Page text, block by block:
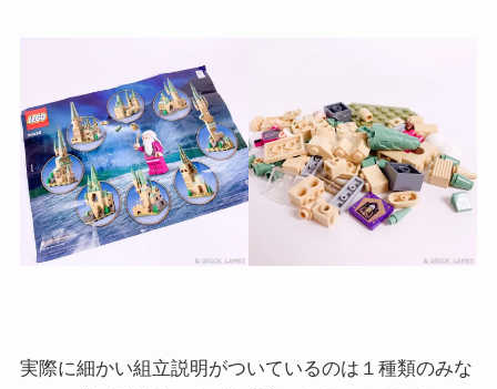
実際に細かい組立説明がついているのは１種類のみな